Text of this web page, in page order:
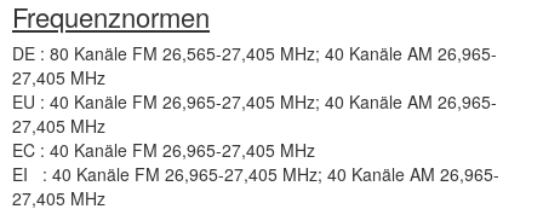
Frequenznormen
DE : 80 Kanäle FM 26,565-27,405 MHz; 40 Kanäle AM 26,965-
27,405 MHz
EU : 40 Kanäle FM 26,965-27,405 MHz; 40 Kanäle AM 26,965-
27,405 MHz
EC : 40 Kanäle FM 26,965-27,405 MHz
EI : 40 Kanäle FM 26,965-27,405 MHz; 40 Kanäle AM 26,965-
27,405 MHz